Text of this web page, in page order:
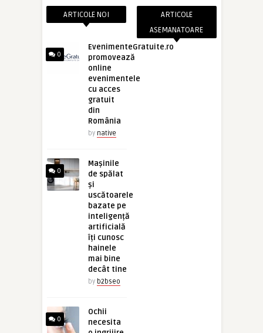
ARTICOLE NOI
0
EvenimenteGratuite.ro
promovează
online
evenimentele
cu acces
gratuit
din
România
by native
0
Mașinile
de spălat
și
uscătoarele
bazate pe
inteligență
artificială
îți cunosc
hainele
mai bine
decât tine
by b2bseo
0
Ochii
necesita
ARTICOLE
ASEMANATOARE